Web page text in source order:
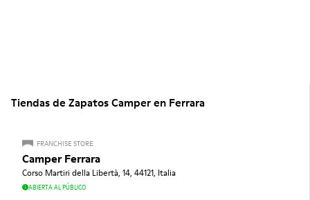
Tiendas de Zapatos Camper en Ferrara
FRANCHISE STORE
Camper Ferrara
Corso Martiri della Libertà, 14, 44121, Italia
ABIERTA AL PÚBLICO